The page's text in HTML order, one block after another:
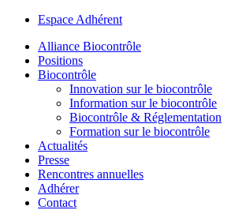
Espace Adhérent
Alliance Biocontrôle
Positions
Biocontrôle
Innovation sur le biocontrôle
Information sur le biocontrôle
Biocontrôle & Réglementation
Formation sur le biocontrôle
Actualités
Presse
Rencontres annuelles
Adhérer
Contact